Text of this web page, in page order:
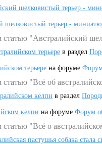
шелковистый терьер -
шелковистый терьер -
"Австралийский
терьере в раздел
терьере на форуме
"Всё об
келпи в раздел
келпи на форуме Форум
"Всё о
пастушья собака